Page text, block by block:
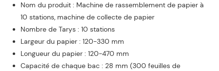
Nom du produit : Machine de rassemblement de papier à
10 stations, machine de collecte de papier
Nombre de Tarys : 10 stations
Largeur du papier : 120-330 mm
Longueur du papier : 120-470 mm
Capacité de chaque bac : 28 mm (300 feuilles de